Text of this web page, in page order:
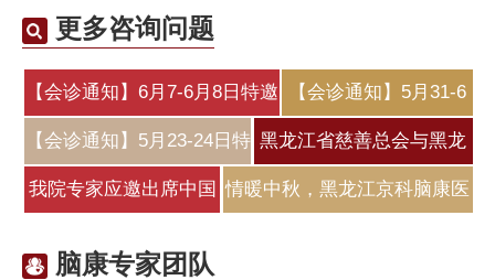
更多咨询问题
【会诊通知】6月7-6月8日特邀
北
【会诊通知】5月31-6
月2日特邀北
【会诊通知】5月23-24日特
邀原北
黑龙江省慈善总会与黑龙
江京科脑
我院专家应邀出席中国 情暖中秋，黑龙江京科脑康医
脑康专家团队